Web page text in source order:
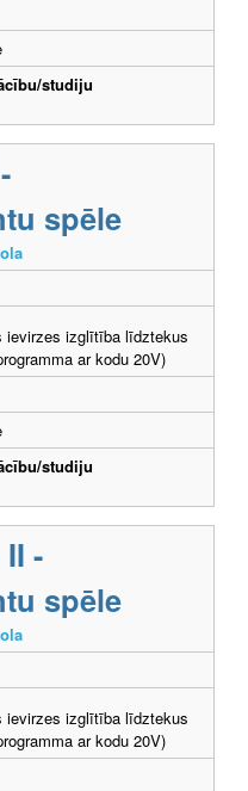
studiju
spēle
ievirzes izglītība līdztekus
ar kodu 20V)
studiju
-
spēle
ievirzes izglītība līdztekus
ar kodu 20V)